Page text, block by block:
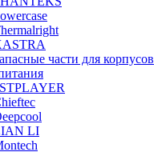
части для корпусов
LI